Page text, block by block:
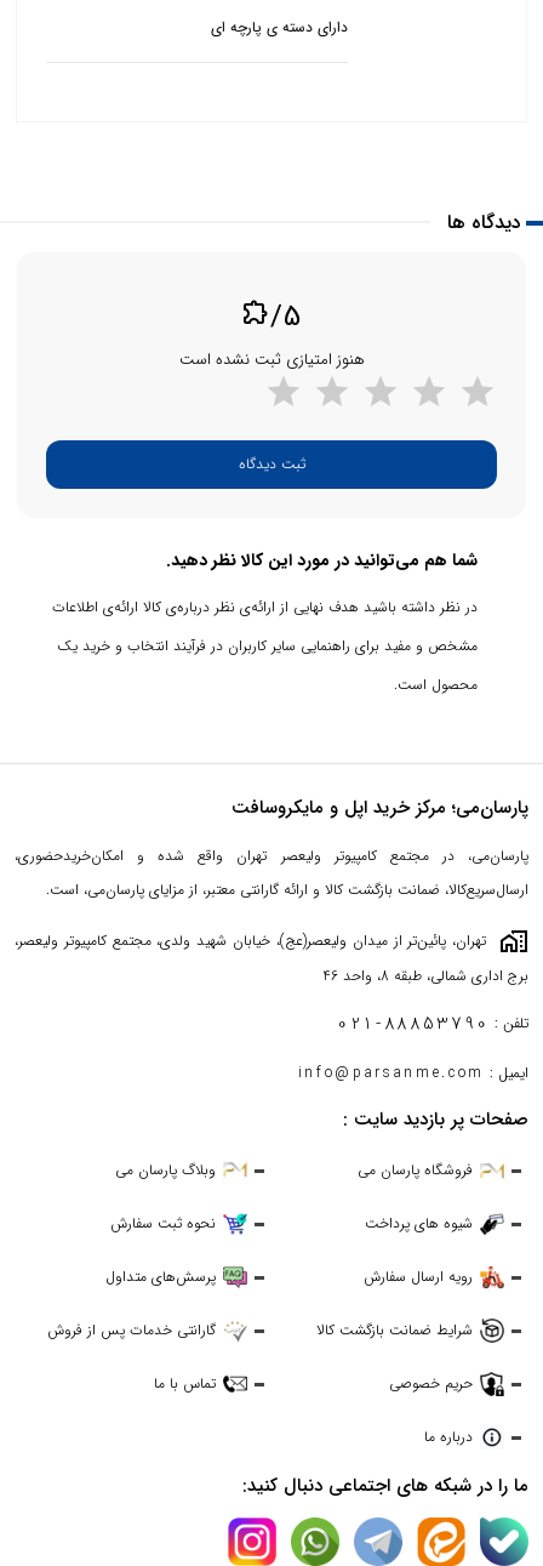
دارای دسته ی پارچه ای
دیدگاه ها
extension/5
هنوز امتیازی ثبت نشده است
ثبت دیدگاه
شما هم می‌توانید در مورد این کالا نظر دهید.
در نظر داشته باشید هدف نهایی از ارائه‌ی نظر درباره‌ی کالا ارائه‌ی اطلاعات
مشخص و مفید برای راهنمایی سایر کاربران در فرآیند انتخاب و خرید یک
محصول است.
پارسان‌می؛ مرکز خرید اپل و مایکروسافت
پارسان‌می، در مجتمع کامپیوتر ولیعصر تهران واقع شده و امکان‌خریدحضوری،
ارسال‌سریع‌کالا، ضمانت بازگشت کالا و ارائه گارانتی معتبر، از مزایای پارسان‌می، است.
maps_home_work
تهران، پائین‌تر از میدان ولیعصر(عج)، خیابان شهید ولدی، مجتمع کامپیوتر ولیعصر،
برج اداری شمالی، طبقه 8، واحد 46
تلفن : 021-88853790
ایمیل : info@parsanme.com
صفحات پر بازدید سایت :
فروشگاه پارسان می وبلاگ پارسان می
شیوه های پرداخت نحوه ثبت سفارش
رویه ارسال سفارش پرسش‌های متداول
شرایط ضمانت بازگشت کالا گارانتی خدمات پس از فروش
حریم خصوصی تماس با ما
درباره ما
ما را در شبکه های اجتماعی دنبال کنید: